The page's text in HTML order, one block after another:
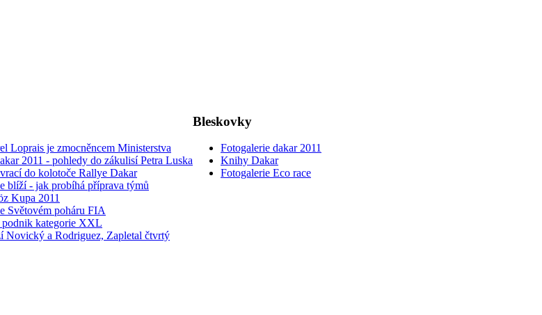
Loprais je zmocněncem Ministerstva
2011 - pohledy do zákulisí Petra Luska
do kolotoče Rallye Dakar
blíží - jak probíhá příprava týmů
Kupa 2011
Světovém poháru FIA
kategorie XXL
Novický a Rodriguez, Zapletal čtvrtý
Bleskovky
Fotogalerie dakar 2011
Knihy Dakar
Fotogalerie Eco race